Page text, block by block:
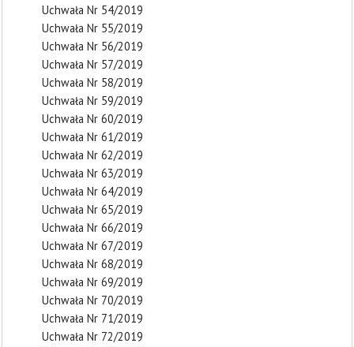
Uchwała Nr 54/2019
Uchwała Nr 55/2019
Uchwała Nr 56/2019
Uchwała Nr 57/2019
Uchwała Nr 58/2019
Uchwała Nr 59/2019
Uchwała Nr 60/2019
Uchwała Nr 61/2019
Uchwała Nr 62/2019
Uchwała Nr 63/2019
Uchwała Nr 64/2019
Uchwała Nr 65/2019
Uchwała Nr 66/2019
Uchwała Nr 67/2019
Uchwała Nr 68/2019
Uchwała Nr 69/2019
Uchwała Nr 70/2019
Uchwała Nr 71/2019
Uchwała Nr 72/2019